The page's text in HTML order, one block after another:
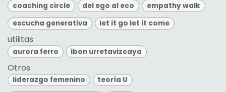
coaching circle del ego al eco
empathy walk
escucha generativa
let it go let it come
utilitas
aurora ferro ibon urretavizcaya
Otros
liderazgo femenino
teoría U